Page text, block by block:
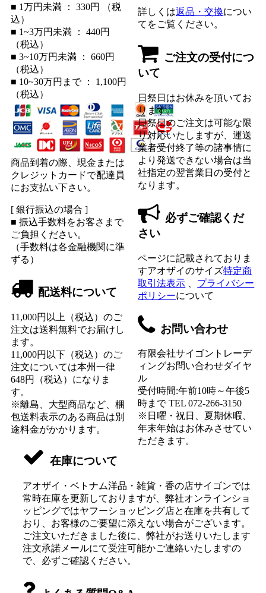
■ 1万円未満 ： 330円 （税
込）
■ 1~3万円未満 ： 440円
（税込）
■ 3~10万円未満 ： 660円
（税込）
■ 10~30万円まで ： 1,100円
（税込）
商品到着の際、現金または
クレジットカードで配達員
にお支払い下さい。
[ 銀行振込の場合 ]
■ 振込手数料をお客さまで
ご負担ください。
（手数料は各金融機関に準
ずる）
配送料について
11,000円以上（税込）のご
注文は送料無料でお届けし
ます。
11,000円以下（税込）のご
注文については本州一律
648円（税込）になりま
す。
※離島、大型商品など、梱
包送料表示のある商品は別
途料金がかかります。
詳しくは返品・交換につい
てをご覧ください。
ご注文の受付につ
いて
日祭日はお休みを頂いてお
ります。
日祭日のご注文は可能な限
り対応いたしますが、運送
業者受付終了等の諸事情に
より発送できない場合は当
社指定の翌営業日の受付と
なります。
必ずご確認くだ
さい
ページに記載されておりま
すアオザイのサイズ特定商
取引法表示
プライバシー
ポリシーについて
お問い合わせ
有限会社サイゴントレーデ
ィングお問い合わせダイヤ
ル
受付時間:午前10時～午後5
時まで TEL 072-266-3150
※日曜・祝日、夏期休暇、
年末年始はお休みさせてい
ただきます。
在庫について
アオザイ・ベトナム洋品・雑貨・香の店サイゴンでは
常時在庫を更新しておりますが、弊社オンラインショ
ッピングではヤフーショッピング店と在庫を共有して
おり、お客様のご要望に添えない場合がございます。
ご注文いただきました後に、弊社がお送りいたします
注文承諾メールにて受注可能かご連絡いたしますの
で、必ずご確認ください。